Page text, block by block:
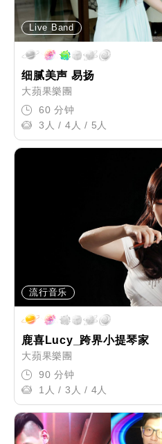
Live Band
细腻美声 易扬
大蘋果樂團
60 分钟
3人 / 4人 / 5人
流行音乐
鹿喜Lucy_跨界小提琴家
大蘋果樂團
90 分钟
1人 / 3人 / 4人